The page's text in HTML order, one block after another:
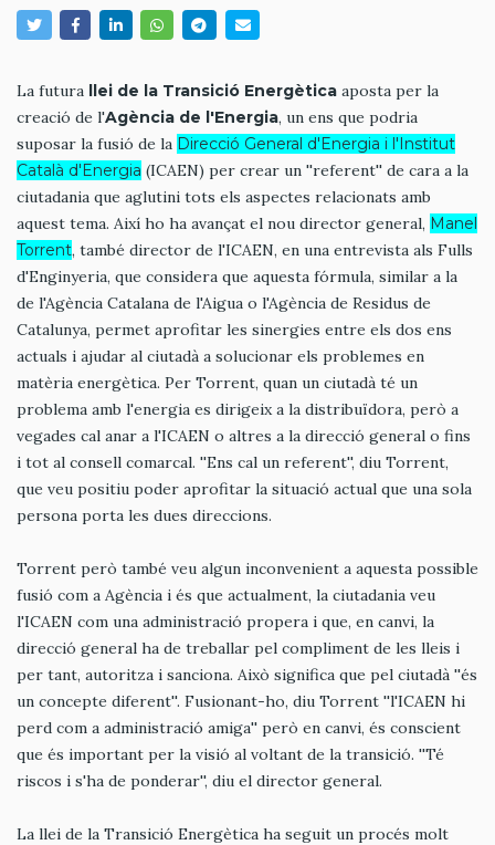
La futura llei de la Transició Energètica aposta per la
creació de l'Agència de l'Energia, un ens que podria
suposar la fusió de la Direcció General d'Energia i l'Institut
Català d'Energia (ICAEN) per crear un ''referent'' de cara a la
ciutadania que aglutini tots els aspectes relacionats amb
aquest tema. Així ho ha avançat el nou director general, Manel
Torrent, també director de l'ICAEN, en una entrevista als Fulls
d'Enginyeria, que considera que aquesta fórmula, similar a la
de l'Agència Catalana de l'Aigua o l'Agència de Residus de
Catalunya, permet aprofitar les sinergies entre els dos ens
actuals i ajudar al ciutadà a solucionar els problemes en
matèria energètica. Per Torrent, quan un ciutadà té un
problema amb l'energia es dirigeix a la distribuïdora, però a
vegades cal anar a l'ICAEN o altres a la direcció general o fins
i tot al consell comarcal. ''Ens cal un referent'', diu Torrent,
que veu positiu poder aprofitar la situació actual que una sola
persona porta les dues direccions.
Torrent però també veu algun inconvenient a aquesta possible
fusió com a Agència i és que actualment, la ciutadania veu
l'ICAEN com una administració propera i que, en canvi, la
direcció general ha de treballar pel compliment de les lleis i
per tant, autoritza i sanciona. Això significa que pel ciutadà ''és
un concepte diferent''. Fusionant-ho, diu Torrent ''l'ICAEN hi
perd com a administració amiga'' però en canvi, és conscient
que és important per la visió al voltant de la transició. ''Té
riscos i s'ha de ponderar'', diu el director general.
La llei de la Transició Energètica ha seguit un procés molt